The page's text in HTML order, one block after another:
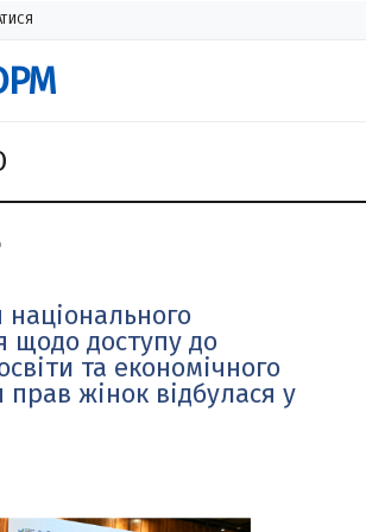
національного
щодо доступу до
та економічного
жінок відбулася у